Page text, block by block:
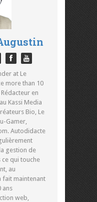
at Le
more than 10
en
Kassi Media
Bio, Le
Gamer,
Autodidacte
gestion de
qui touche
au
fait maintenant
ans
web,